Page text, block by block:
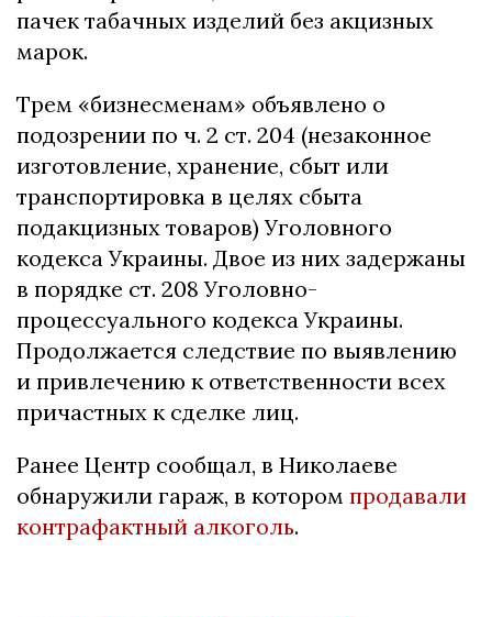
пачек табачных изделий без акцизных
марок.
Трем «бизнесменам» объявлено о
подозрении по ч. 2 ст. 204 (незаконное
изготовление, хранение, сбыт или
транспортировка в целях сбыта
подакцизных товаров) Уголовного
кодекса Украины. Двое из них задержаны
в порядке ст. 208 Уголовно-
процессуального кодекса Украины.
Продолжается следствие по выявлению
и привлечению к ответственности всех
причастных к сделке лиц.
Ранее Центр сообщал, в Николаеве
обнаружили гараж, в котором продавали
контрафактный алкоголь.